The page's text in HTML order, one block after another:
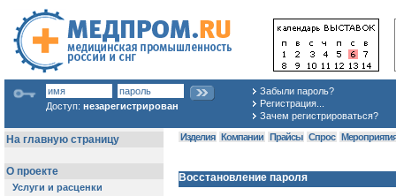
Доступ: незарегистрирован
Забыли пароль?
Регистрация...
Зачем регистрироваться?
Изделия Компании Прайсы Спрос
Восстановление пароля